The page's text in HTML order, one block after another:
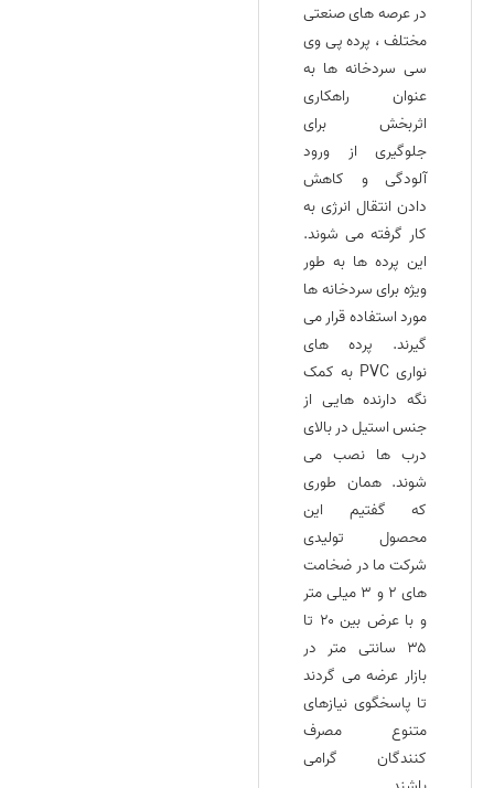
در عرصه‌ های صنعتی
مختلف ، پرده‌ پی وی
سی سردخانه ها به
عنوان راهکاری
اثربخش برای
جلوگیری از ورود
آلودگی و کاهش
دادن انتقال انرژی به
کار گرفته می‌ شوند.
این پرده‌ ها به طور
ویژه برای سردخانه‌ ها
مورد استفاده قرار می‌
گیرند. پرده‌ های
نواری PVC به کمک
نگه‌ دارنده‌ هایی از
جنس استیل در بالای
درب‌ ها نصب می‌
شوند. همان طوری
که گفتیم این
محصول تولیدی
شرکت ما در ضخامت‌
های ۲ و ۳ میلی متر
و با عرض‌ بین ۲۰ تا
۳۵ سانتی‌ متر در
بازار عرضه می‌ گردند
تا پاسخگوی نیازهای
متنوع مصرف
کنندگان گرامی